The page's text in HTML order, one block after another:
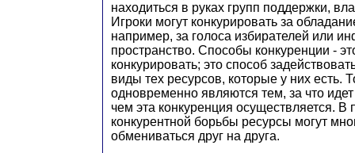
находиться в руках групп поддержки,
Игроки могут конкурировать за
например, за голоса избирателей или
пространство. Способы конкуренции -
конкурировать; это способ
виды тех ресурсов, которые у них есть.
одновременно являются тем, за что
чем эта конкуренция осуществляется. В
конкурентной борьбы ресурсы могут
обмениваться друг на друга.